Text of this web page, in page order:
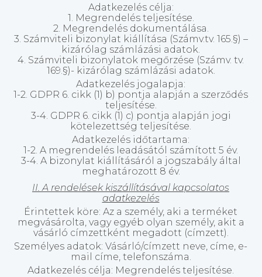
Adatkezelés célja:
1. Megrendelés teljesítése.
2. Megrendelés dokumentálása.
3. Számviteli bizonylat kiállítása (Számv.tv. 165.§) –
kizárólag számlázási adatok.
4. Számviteli bizonylatok megőrzése (Számv. tv.
169.§)- kizárólag számlázási adatok.
Adatkezelés jogalapja:
1-2. GDPR 6. cikk (1) b) pontja alapján a szerződés
teljesítése.
3-4. GDPR 6. cikk (1) c) pontja alapján jogi
kötelezettség teljesítése.
Adatkezelés időtartama:
1-2. A megrendelés leadásától számított 5 év.
3-4. A bizonylat kiállításáról a jogszabály által
meghatározott 8 év.
II. A rendelések kiszállításával kapcsolatos
adatkezelés
Érintettek köre: Az a személy, aki a terméket
megvásárolta, vagy egyéb olyan személy, akit a
vásárló címzettként megadott (címzett).
Személyes adatok: Vásárló/címzett neve, címe, e-
mail címe, telefonszáma.
Adatkezelés célja: Megrendelés teljesítése.